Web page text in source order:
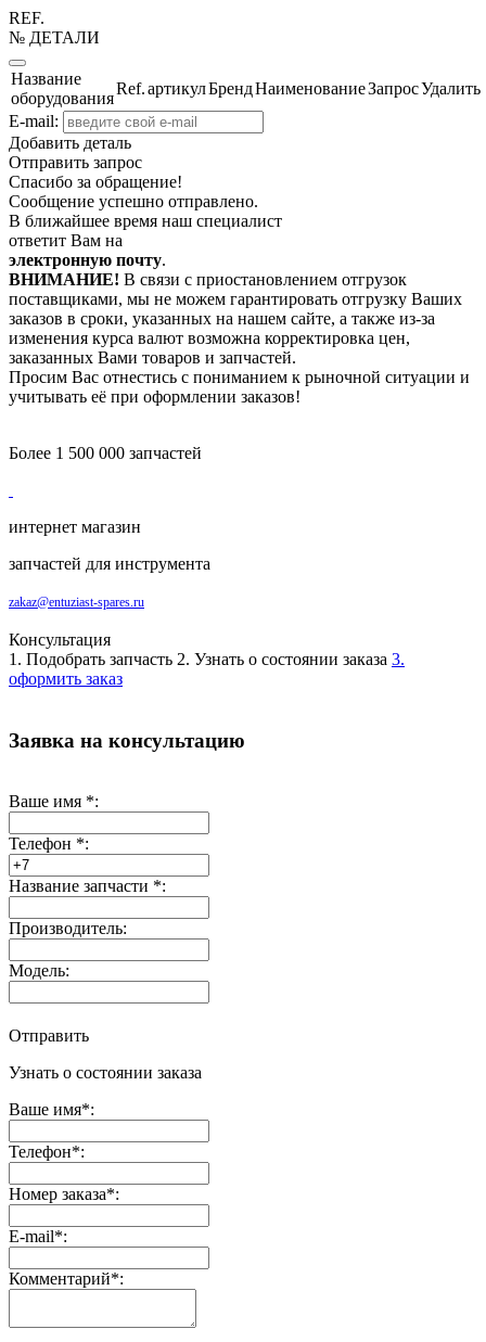
REF.
№ ДЕТАЛИ
Название
оборудования
Ref.артикулБрендНаименованиеЗапросУдалить
E-mail:
Добавить деталь
Отправить запрос
Спасибо за обращение!
Сообщение успешно отправлено.
В ближайшее время наш специалист
ответит Вам на
электронную почту.
ВНИМАНИЕ! В связи с приостановлением отгрузок
поставщиками, мы не можем гарантировать отгрузку Ваших
заказов в сроки, указанных на нашем сайте, а также из-за
изменения курса валют возможна корректировка цен,
заказанных Вами товаров и запчастей.
Просим Вас отнестись с пониманием к рыночной ситуации и
учитывать её при оформлении заказов!
Более 1 500 000 запчастей
интернет магазин
запчастей для инструмента
zakaz@entuziast-spares.ru
Консультация
1. Подобрать запчасть 2. Узнать о состоянии заказа 3.
оформить заказ
Заявка на консультацию
Ваше имя *:
Телефон *:
Название запчасти *:
Производитель:
Модель:
Отправить
Узнать о состоянии заказа
Ваше имя*:
Телефон*:
Номер заказа*:
E-mail*:
Комментарий*: